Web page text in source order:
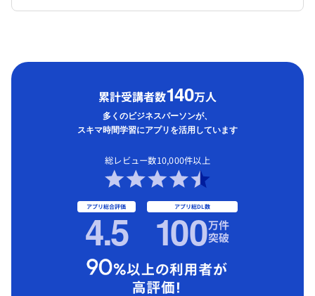
累計受講者数140万人
多くのビジネスパーソンが、
スキマ時間学習にアプリを活用しています
総レビュー数10,000件以上
アプリ総合評価
4.5 アプリ総DL数
100万件
突破